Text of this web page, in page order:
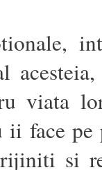
viata
face pe
si